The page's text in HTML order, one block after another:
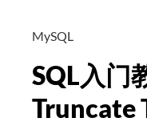
础
知
MySQL
SQL入门
Truncate